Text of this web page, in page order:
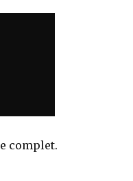
complet.